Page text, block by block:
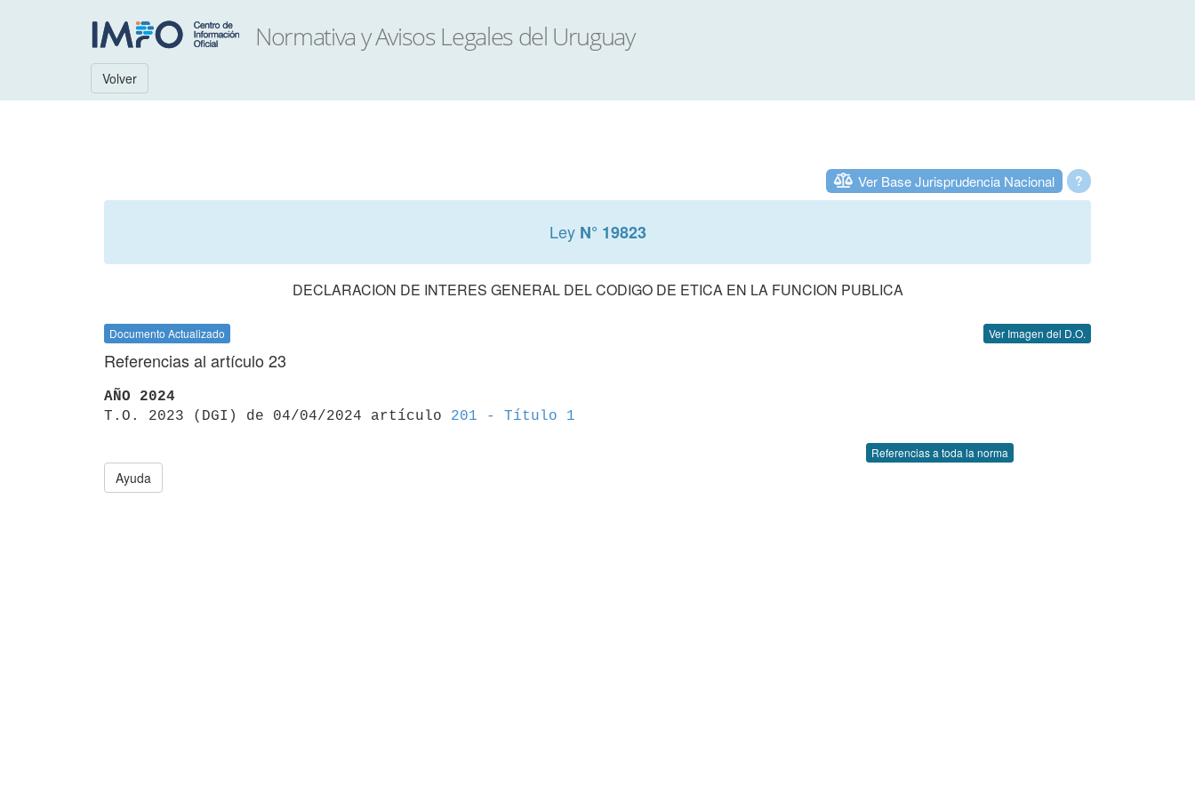
Volver
?
Ver Base Jurisprudencia Nacional
Ley N° 19823
DECLARACION DE INTERES GENERAL DEL CODIGO DE ETICA EN LA FUNCION PUBLICA
Documento Actualizado Ver Imagen del D.O.
Referencias al artículo 23
AÑO 2024
T.O. 2023 (DGI) de 04/04/2024 artículo 201 - Título 1
Referencias a toda la norma
Ayuda